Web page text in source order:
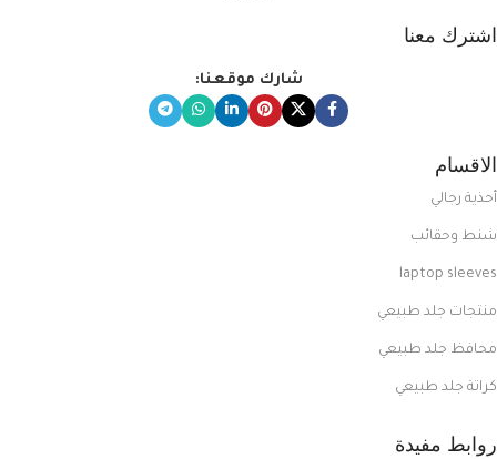
اشترك معنا
شارك موقعنا:
الاقسام
أحذية رجالي
شنط وحقائب
laptop sleeves
منتجات جلد طبيعي
محافظ جلد طبيعي
كراتة جلد طبيعي
روابط مفيدة